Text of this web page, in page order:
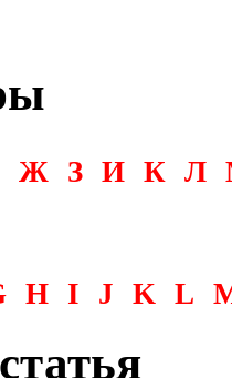
Ж З И К Л
H I J K L